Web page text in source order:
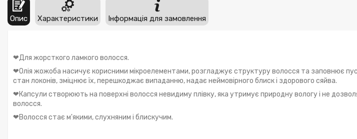
Опис Характеристики Інформація для замовлення
❤Для жорсткого ламкого волосся.
❤Олія жожоба насичує корисними мікроелементами, розгладжує структуру волосся та заповнює
стан локонів, зміцнює їх, перешкоджає випаданню, надає неймовірного блиск і здорового сяйва.
❤Капсули створюють на поверхні волосся невидиму плівку, яка утримує природну вологу і не
волосся.
❤Волосся стає м'якими, слухняним і блискучим.